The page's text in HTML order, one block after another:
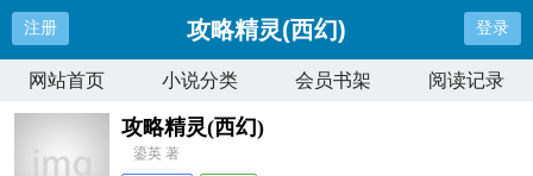
注册 攻略精灵(西幻) 登录
网站首页 小说分类 会员书架 阅读记录
攻略精灵(西幻)
鎏英 著